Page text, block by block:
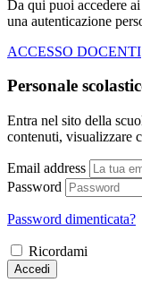
Da qui puoi accedere
una autenticazione
ACCESSO DOCENTI
Personale
Entra nel sito della
contenuti, visualizzare
Email address
Password
Password dimenticata?
Ricordami
Accedi